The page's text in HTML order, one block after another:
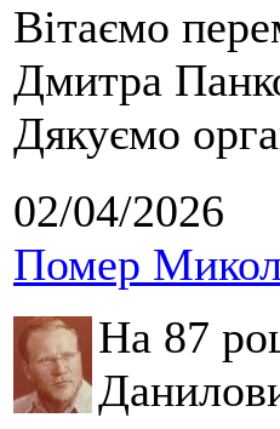
Вітаємо
Дмитра
Дякуємо
02/04/2026
Помер
На 87